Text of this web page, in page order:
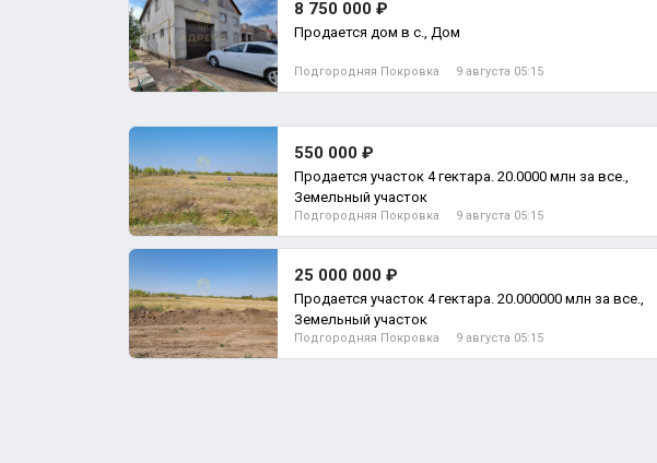
8 750 000 ₽
Продается дом в с., Дом
Подгородняя Покровка 9 августа 05:15
550 000 ₽
Продается участок 4 гектара. 20.0000 млн за все.,
Земельный участок
Подгородняя Покровка 9 августа 05:15
25 000 000 ₽
Продается участок 4 гектара. 20.000000 млн за все.,
Земельный участок
Подгородняя Покровка 9 августа 05:15